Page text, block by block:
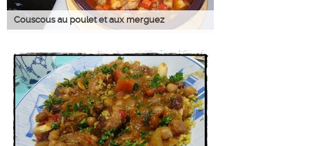
Couscous au poulet et aux merguez